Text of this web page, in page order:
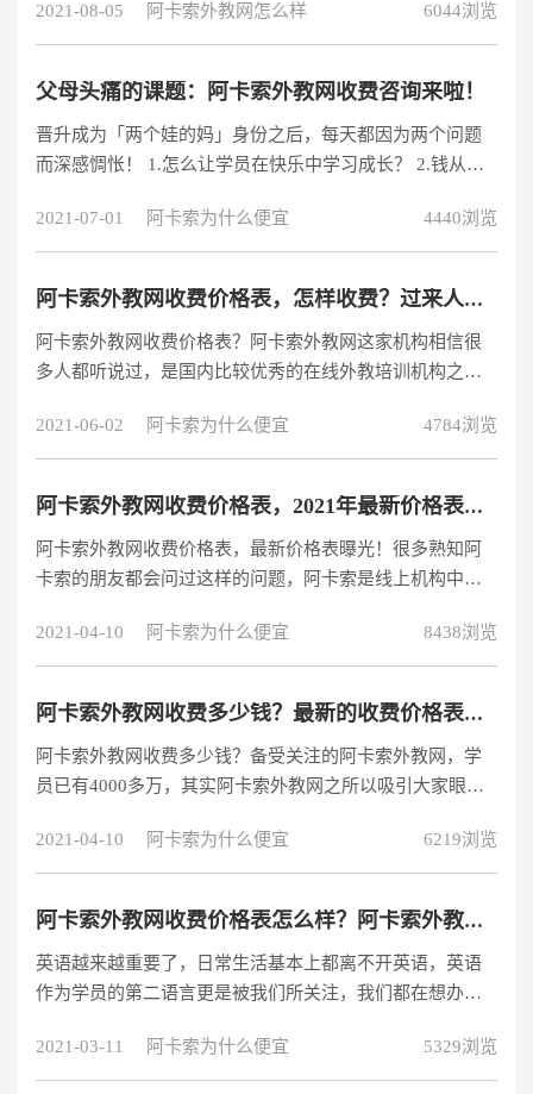
成人L6的呢？就像家长群里对老师的无止境夸夸行为，奇
葩说里辩手小鹿曾说过：“有多少家长其实是在通过夸夸行
L6浪费了24kb的流量。”虽然有些夸张，但确实很多家长的
焦虑是不从成人L6的实际出发的。特别是学英语这件事。
试听阿卡索英语外教课程。1、制造家庭英语氛围是
2021-08-05 阿卡索外教网怎么样 6044浏览
父母头痛的课题：阿卡索外教网收费咨询来啦！
晋升成为「两个娃的妈」身份之后，每天都因为两个问题
而深感惆怅！ 1.怎么让学员在快乐中学习成长？ 2.钱从哪
境，于是选择了有趣又便利的英语线上学习方式，「阿卡
索外教网收费咨询」问题又成了我们新的烦恼~在语言学习
后更复杂繁琐的课业之外，资金问题相信也是现代大部分
让爸妈们头痛思考的课题之一。不论学员未来发展是否需
要英语这项技能，至少我们能给他
2021-07-01 阿卡索为什么便宜 4440浏览
阿卡索外教网收费价格表，怎样收费？过来人爆料内幕！
阿卡索外教网收费价格表？阿卡索外教网这家机构相信很
多人都听说过，是国内比较优秀的在线外教培训机构之
所关心的；网上推荐说的阿卡索外教网收费价格比较实
惠，那么阿卡索外教网的真实收费价格表又是怎么样的
址：https://www.acadsoc.com.cn/SEO/lp-LHY2SEM-new-
pc.htm?search=4942196，看看哪家
2021-06-02 阿卡索为什么便宜 4784浏览
阿卡索外教网收费价格表，2021年最新价格表已曝光！
阿卡索外教网收费价格表，最新价格表曝光！很多熟知阿
卡索的朋友都会问过这样的问题，阿卡索是线上机构中性
并不代表教学质量就差，阿卡索的性价比是同价位服务最
好、教学最好的意思。下面让我们来详细了解下吧！
2021-04-10 阿卡索为什么便宜 8438浏览
阿卡索外教网收费多少钱？最新的收费价格表公开！
阿卡索外教网收费多少钱？备受关注的阿卡索外教网，学
员已有4000多万，其实阿卡索外教网之所以吸引大家眼
好，本文就来说说阿卡索外教网的收费情况和各方面情
况。
2021-04-10 阿卡索为什么便宜 6219浏览
阿卡索外教网收费价格表怎么样？阿卡索外教一对一价格很贵吗？
英语越来越重要了，日常生活基本上都离不开英语，英语
作为学员的第二语言更是被我们所关注，我们都在想办法
绊脚石，很多家长想给学员报外教班，然后了解到阿卡
索，那么阿卡索外教网收费价格表怎么样？阿卡索外教一
2021-03-11 阿卡索为什么便宜 5329浏览